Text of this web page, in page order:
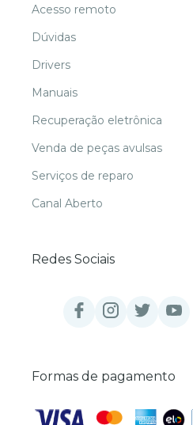
Acesso remoto
Dúvidas
Drivers
Manuais
Recuperação eletrônica
Venda de peças avulsas
Serviços de reparo
Canal Aberto
Redes Sociais
Formas de pagamento